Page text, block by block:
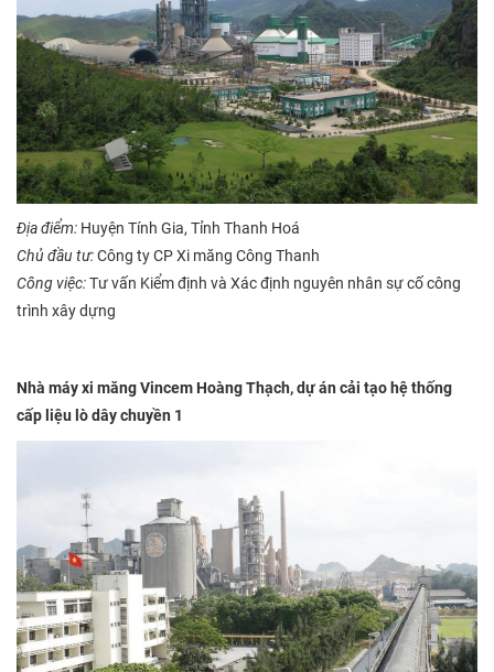
Địa điểm: Huyện Tính Gia, Tỉnh Thanh Hoá
Chủ đầu tư:Công ty CP Xi măng Công Thanh
Công việc:Tư vấn Kiểm định và Xác định nguyên nhân sự cố công
trình xây dựng
Nhà máy xi măng Vincem Hoàng Thạch,dự án cải tạo hệ thống
cấp liệu lò dây chuyền 1